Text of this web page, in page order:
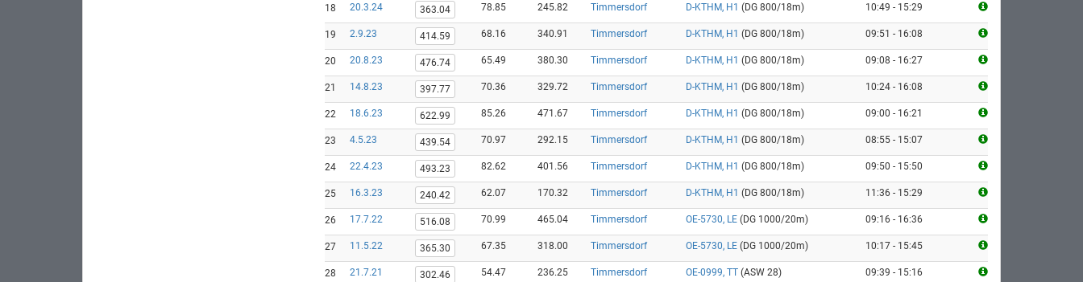
18 20.3.24 363.04 78.85 245.82 Timmersdorf D-KTHM, H1 (DG 800/18m) 10:49 - 15:29
19 2.9.23 414.59 68.16 340.91 Timmersdorf D-KTHM, H1 (DG 800/18m) 09:51 - 16:08
20 20.8.23 476.74 65.49 380.30 Timmersdorf D-KTHM, H1 (DG 800/18m) 09:08 - 16:27
21 14.8.23 397.77 70.36 329.72 Timmersdorf D-KTHM, H1 (DG 800/18m) 10:24 - 16:08
22 18.6.23 622.99 85.26 471.67 Timmersdorf D-KTHM, H1 (DG 800/18m) 09:00 - 16:21
23 4.5.23 439.54 70.97 292.15 Timmersdorf D-KTHM, H1 (DG 800/18m) 08:55 - 15:07
24 22.4.23 493.23 82.62 401.56 Timmersdorf D-KTHM, H1 (DG 800/18m) 09:50 - 15:50
25 16.3.23 240.42 62.07 170.32 Timmersdorf D-KTHM, H1 (DG 800/18m) 11:36 - 15:29
26 17.7.22 516.08 70.99 465.04 Timmersdorf OE-5730, LE(DG 1000/20m) 09:16 - 16:36
27 11.5.22 365.30 67.35 318.00 Timmersdorf OE-5730, LE(DG 1000/20m) 10:17 - 15:45
28 21.7.21 302.46 54.47 236.25 Timmersdorf OE-0999, TT(ASW 28) 09:39 - 15:16